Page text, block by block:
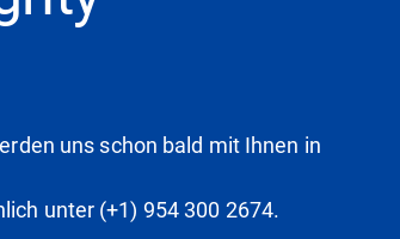
uns schon bald mit Ihnen in
unter (+1) 954 300 2674.